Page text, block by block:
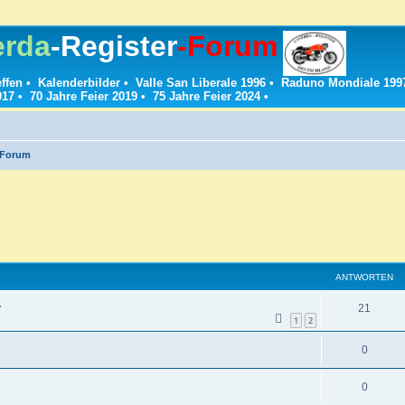
-Register-Forum
• Kalenderbilder • Valle San Liberale 1996 • Raduno Mondiale
• 70 Jahre Feier 2019 • 75 Jahre Feier 2024•
ANTWORTEN
1 2
21
n
0A
n
0A